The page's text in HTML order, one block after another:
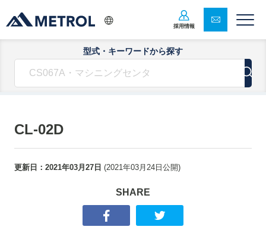
採用情報
型式・キーワードから探す
CL-02D
更新日： 2021年03月27日 (2021年03月24日 公開)
SHARE